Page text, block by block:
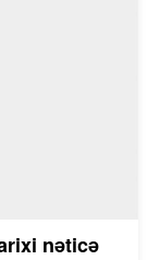
nəticə